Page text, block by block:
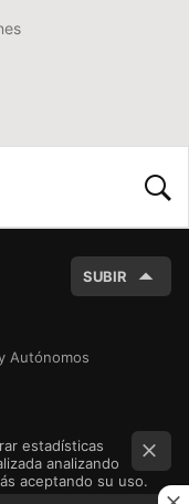
SUBIR
Autónomos
estadísticas
analizando
aceptando su uso.